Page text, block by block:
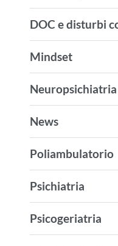
DOC e disturbi
Mindset
News
Poliambulatorio
Psichiatria
Psicogeriatria